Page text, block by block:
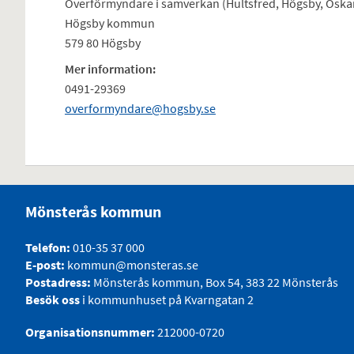
Överförmyndare i samverkan (Hultsfred, Högsby,
Högsby kommun
579 80 Högsby
Mer information:
0491-29369
overformyndare@hogsby.se
Mönsterås kommun
Telefon: 010-35 37 000
E-post: kommun@monsteras.se
Postadress: Mönsterås kommun, Box 54, 383 22 Mönsterås
Besök oss i kommunhuset på Kvarngatan 2
Organisationsnummer: 212000-0720